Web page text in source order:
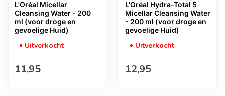
L'Oréal Micellar
Cleansing Water - 200
ml (voor droge en
gevoelige Huid)
Uitverkocht
Normale prijs
11,95
L'Oréal Hydra-Total 5
Micellar Cleansing Water
- 200 ml (voor droge en
gevoelige Huid)
Uitverkocht
Normale prijs
12,95